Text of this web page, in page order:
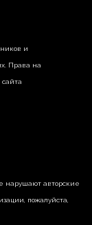
и
Права на
нарушают авторские
пожалуйста,